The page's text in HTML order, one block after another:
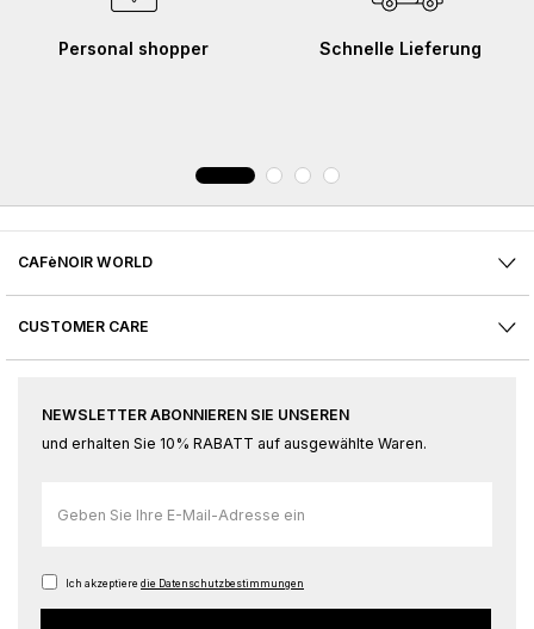
Personal shopper Schnelle Lieferung
CAFèNOIR WORLD
CUSTOMER CARE
NEWSLETTER ABONNIEREN SIE UNSEREN
und erhalten Sie 10% RABATT auf ausgewählte Waren.
für
unseren
Ich akzeptiere die Datenschutzbestimmungen